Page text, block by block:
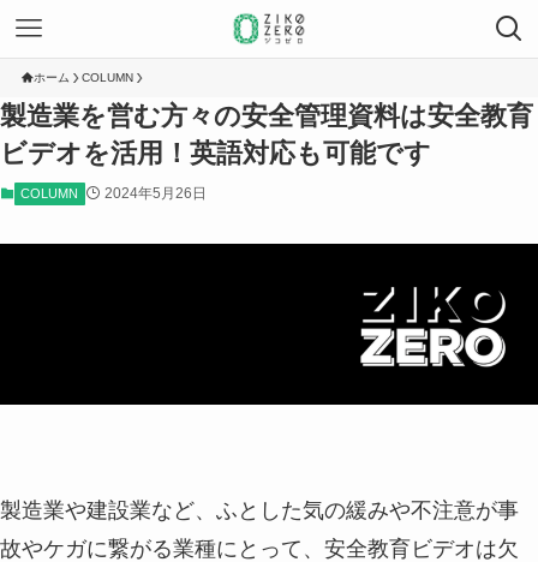
ホーム COLUMN
製造業を営む方々の安全管理資料は安全教育
ビデオを活用！英語対応も可能です
COLUMN 2024年5月26日
製造業や建設業など、ふとした気の緩みや不注意が事
故やケガに繋がる業種にとって、安全教育ビデオは欠